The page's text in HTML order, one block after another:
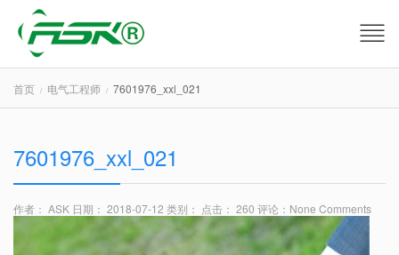
首页 电气工程师 7601976_xxl_021
7601976_xxl_021
作者： ASK 日期： 2018-07-12 类别： 点击： 260 评论： None Comments